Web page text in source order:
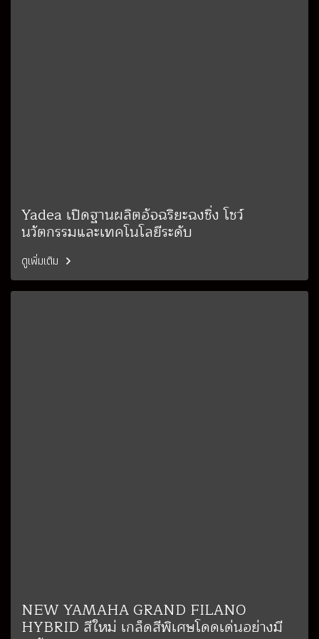
Yadea เปิดฐานผลิตอัจฉริยะฉงชิ่ง โชว์
นวัตกรรมและเทคโนโลยีระดับ
ดูเพิ่มเติม
NEW YAMAHA GRAND FILANO
HYBRID สีใหม่ เกล็ดสีพิเศษโดดเด่นอย่างมี